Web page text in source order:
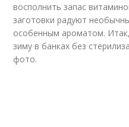
восполнить запас
заготовки радуют
особенным ароматом.
зиму в банках без
фото.